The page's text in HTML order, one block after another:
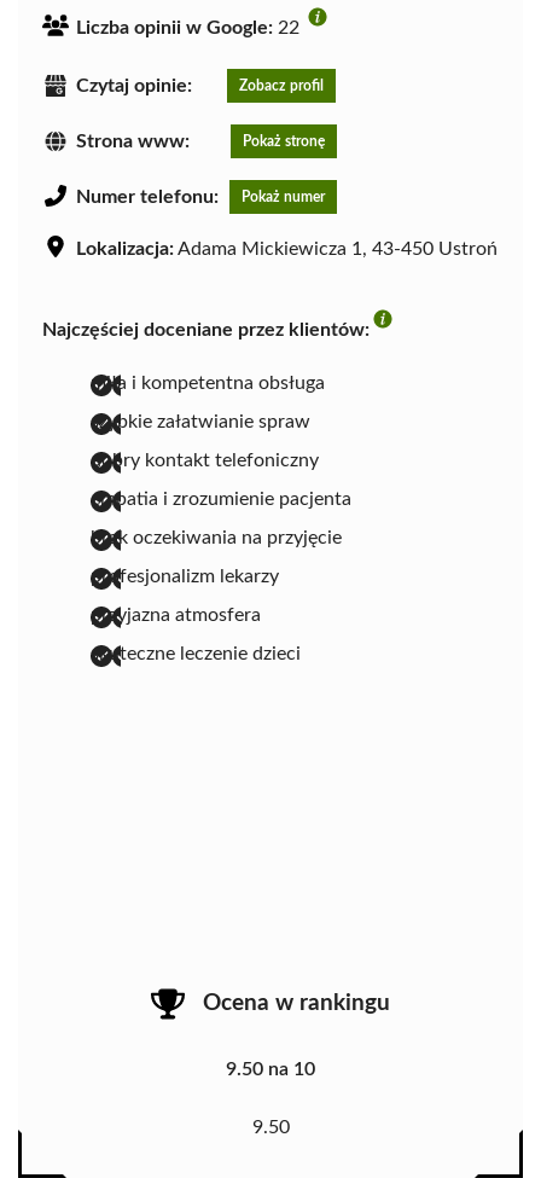
Liczba opinii w Google: 22
Czytaj opinie: Zobacz profil
Strona www: Pokaż stronę
Numer telefonu: Pokaż numer
Lokalizacja:Adama Mickiewicza 1, 43-450 Ustroń
Najczęściej doceniane przez klientów:
miła i kompetentna obsługa
szybkie załatwianie spraw
dobry kontakt telefoniczny
empatia i zrozumienie pacjenta
brak oczekiwania na przyjęcie
profesjonalizm lekarzy
przyjazna atmosfera
skuteczne leczenie dzieci
Ocena w rankingu
9.50 na 10
9.50